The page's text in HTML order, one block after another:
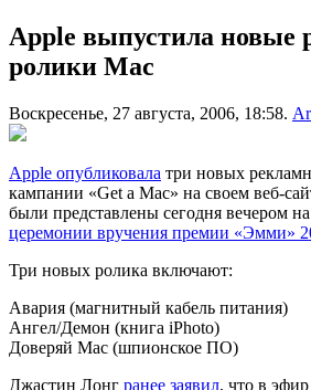
Apple выпустила новые
ролики Mac
Воскресенье, 27 августа, 2006, 18:58.
Apple опубликовала три новых
кампании «Get a Mac» на своем веб-
были представлены сегодня вечером
церемонии вручения премии «Эмми»
Три новых ролика включают:
Авария (магнитный кабель питания)
Ангел/Демон (книга iPhoto)
Доверяй Mac (шпионское ПО)
Джастин Лонг ранее заявил, что в